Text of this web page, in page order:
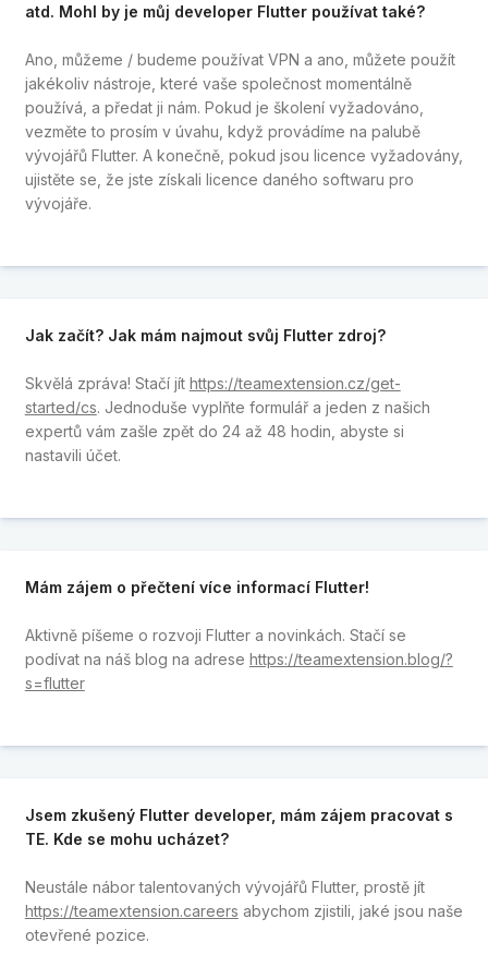
atd. Mohl by je můj developer Flutter používat také?
Ano, můžeme / budeme používat VPN a ano, můžete použít
jakékoliv nástroje, které vaše společnost momentálně
používá, a předat ji nám. Pokud je školení vyžadováno,
vezměte to prosím v úvahu, když provádíme na palubě
vývojářů Flutter. A konečně, pokud jsou licence vyžadovány,
ujistěte se, že jste získali licence daného softwaru pro
vývojáře.
Jak začít? Jak mám najmout svůj Flutter zdroj?
Skvělá zpráva! Stačí jít https://teamextension.cz/get-
started/cs. Jednoduše vyplňte formulář a jeden z našich
expertů vám zašle zpět do 24 až 48 hodin, abyste si
nastavili účet.
Mám zájem o přečtení více informací Flutter!
Aktivně píšeme o rozvoji Flutter a novinkách. Stačí se
podívat na náš blog na adrese https://teamextension.blog/?
s=flutter
Jsem zkušený Flutter developer, mám zájem pracovat s
TE. Kde se mohu ucházet?
Neustále nábor talentovaných vývojářů Flutter, prostě jít
https://teamextension.careers abychom zjistili, jaké jsou naše
otevřené pozice.